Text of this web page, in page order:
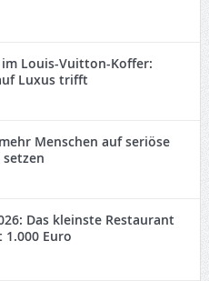
im Louis-Vuitton-Koffer:
Luxus trifft
Menschen auf seriöse
Das kleinste Restaurant
Euro